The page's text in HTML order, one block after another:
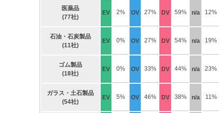
医薬品
(77社)
EV 2% OV 27% DV 59% n/a 12%
石油・石炭製品
(11社)
EV 0% OV 27% DV 54% n/a 19%
ゴム製品
(18社)
EV 0% OV 33% DV 44% n/a 23%
ガラス・土石製品
(54社)
EV 5% OV 46% DV 38% n/a 11%